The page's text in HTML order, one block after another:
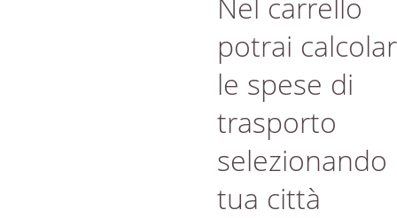
potrai
le spese di
trasporto
selezionando
tua città